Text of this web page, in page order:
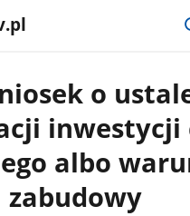
o
inwestycji
albo
zabudowy